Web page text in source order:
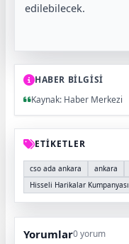
edilebilecek.
HABER BİLGİSİ
Kaynak: Haber Merkezi
ETİKETLER
cso ada ankara ankara
Hisseli Harikalar Kumpanyası
Yorumlar0 yorum